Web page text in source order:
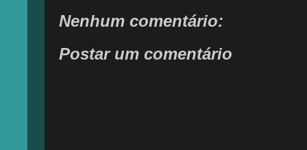
Nenhum comentário:
Postar um comentário